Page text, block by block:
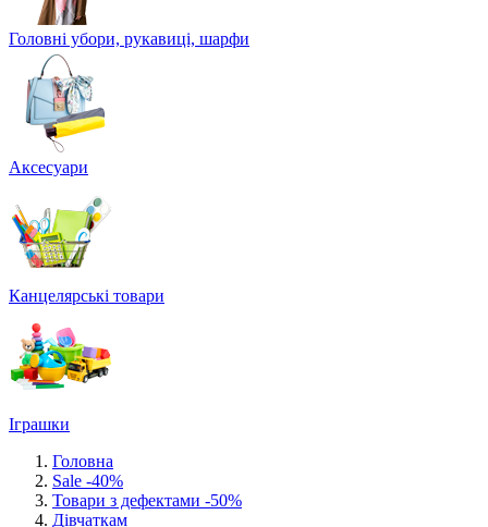
Головні убори, рукавиці, шарфи
Аксесуари
Канцелярські товари
Іграшки
Головна
Sale -40%
Товари з дефектами -50%
Дівчаткам